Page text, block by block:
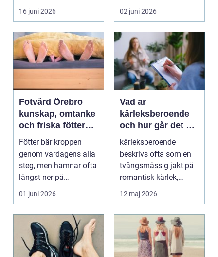
felställningar uppstår...
16 juni 2026
det ett sätt att h...
02 juni 2026
Fotvård Örebro
kunskap, omtanke
och friska fötter
året runt
Fötter bär kroppen
genom vardagens alla
steg, men hamnar ofta
längst ner på
prioriteringslistan.
Mån...
01 juni 2026
Vad är
kärleksberoende
och hur går det att
bryta mönstret?
kärleksberoende
beskrivs ofta som en
tvångsmässig jakt på
romantisk kärlek,
närhet eller
bekräftelse...
12 maj 2026